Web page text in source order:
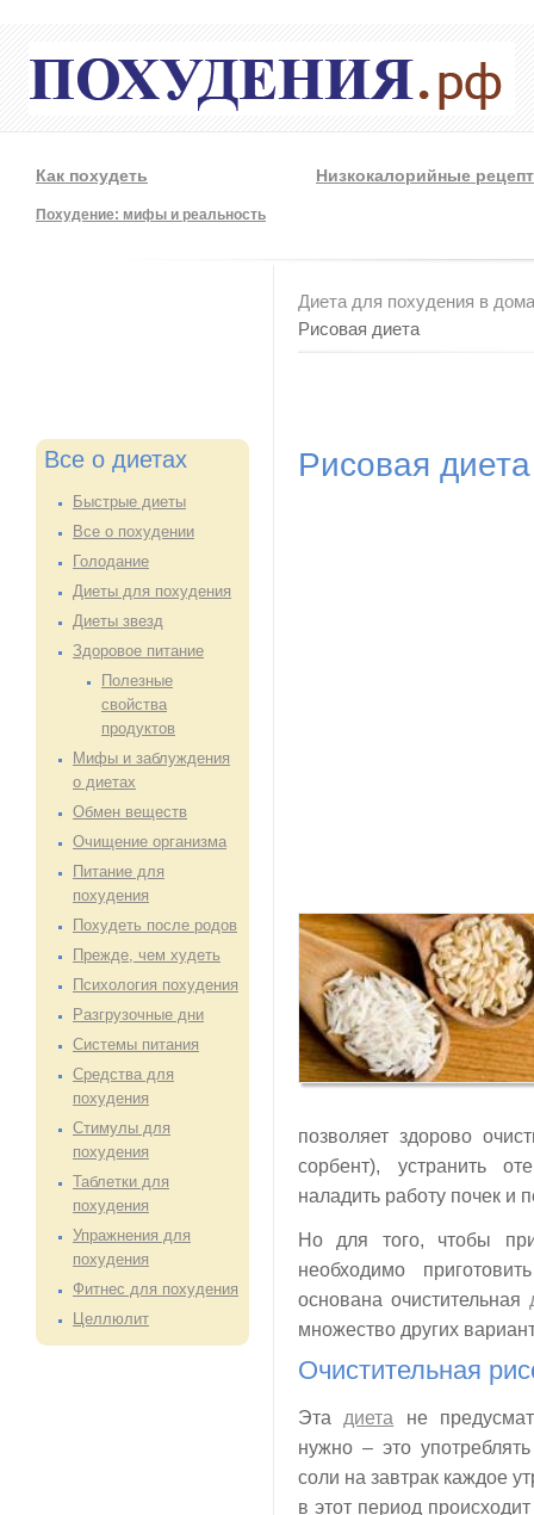
Как похудеть
Похудение: мифы и реальность
Низкокалорийные
Все о диетах
Быстрые диеты
Все о похудении
Голодание
Диеты для похудения
Диеты звезд
Здоровое питание
Полезные
свойства
продуктов
Мифы и заблуждения
о диетах
Обмен веществ
Очищение организма
Питание для
похудения
Похудеть после родов
Прежде, чем худеть
Психология похудения
Разгрузочные дни
Системы питания
Средства для
похудения
Стимулы для
похудения
Таблетки для
похудения
Упражнения для
похудения
Фитнес для похудения
Целлюлит
Вы здесь
Диета для похудения в
Рисовая диета
Рисовая диета
позволяет здорово
сорбент), устранить
наладить работу почек и
Но для того, чтобы
необходимо
основана очистительная
множество других
Очистительная
Эта диета не
нужно – это
соли на завтрак каждое
в этот период